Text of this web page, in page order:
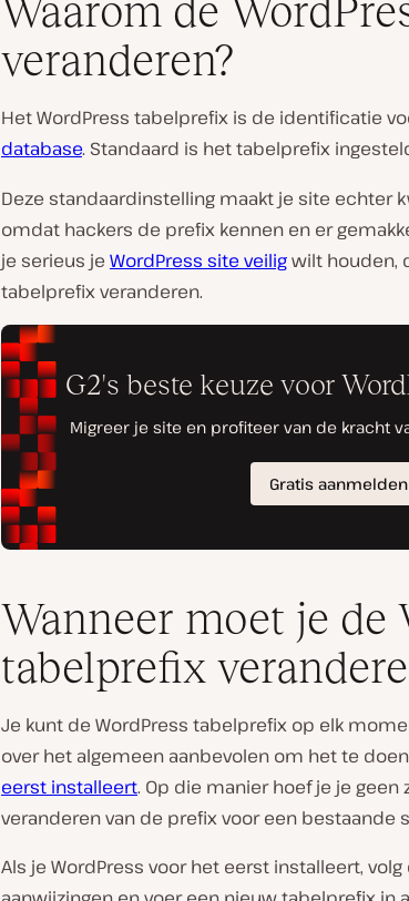
i
e
a
f
n
Waarom de
veranderen?
Het WordPress tabelprefix is de identificatie
database. Standaard is het tabelprefix
Deze standaardinstelling maakt je site echter
omdat hackers de prefix kennen en er
je serieus je WordPress site veiligwilt houden,
tabelprefix veranderen.
Wanneer moet je de
tabelprefix
Je kunt de WordPress tabelprefix op elk
over het algemeen aanbevolen om het te
eerst installeert. Op die manier hoef je je
veranderen van de prefix voor een bestaande
Als je WordPress voor het eerst installeert,